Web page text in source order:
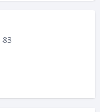
83